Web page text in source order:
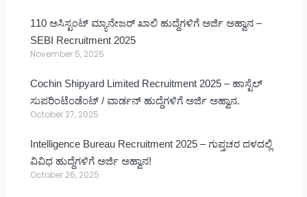
110 ಅಸಿಸ್ಟಂಟ್ ಮ್ಯಾನೇಜರ್ ಖಾಲಿ ಹುದ್ದೆಗಳಿಗೆ ಅರ್ಜಿ ಅಹ್ವಾನ –
SEBI Recruitment 2025
November 5, 2025
Cochin Shipyard Limited Recruitment 2025 – ಹಾಸ್ಟೆಲ್
ಸುಪರಿಂಟೆಂಡೆಂಟ್ / ವಾರ್ಡನ್ ಹುದ್ದೆಗಳಿಗೆ ಅರ್ಜಿ ಅಹ್ವಾನ.
October 27, 2025
Intelligence Bureau Recruitment 2025 – ಗುಪ್ತಚರ ದಳದಲ್ಲಿ
ವಿವಿಧ ಹುದ್ದೆಗಳಿಗೆ ಅರ್ಜಿ ಅಹ್ವಾನ!
October 26, 2025